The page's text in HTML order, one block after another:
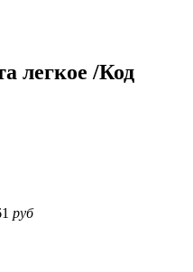
легкое /Код
руб